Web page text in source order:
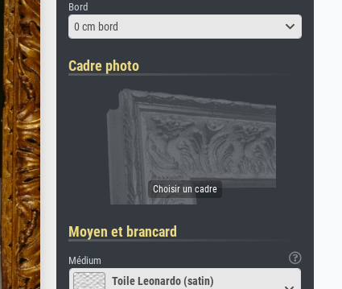
Bord
0 cm bord
Cadre photo
Moyen et brancard
Médium
Toile Leonardo (satin)